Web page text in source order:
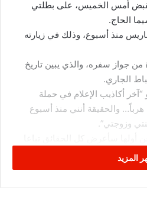
القبض أمس الخميس، على بطلتي
الحاج.
منذ أسبوع، وذلك في زيارته
جواز سفره، والذي يبين تاريخ
الجاري.
أكاذيب الإعلام في حملة
والحقيقة أنني منذ أسبوع
وزوجتي”.
الحق الوحيد”.
المزيد